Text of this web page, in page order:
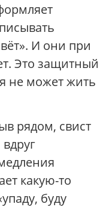
И они при
Это защитный
не может жить
рядом, свист
какую-то
буду